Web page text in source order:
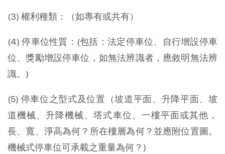
(3) 權利種類：（如專有或共有）
(4) 停車位性質：(包括：法定停車位、自行增設停車
位、獎勵增設停車位，如無法辨識者，應敘明無法辨
識。)
(5) 停車位之型式及位置（坡道平面、升降平面、坡
道機械、升降機械、塔式車位、一樓平面或其他，
長、寬、淨高為何？所在樓層為何？並應附位置圖。
機械式停車位可承載之重量為何？)